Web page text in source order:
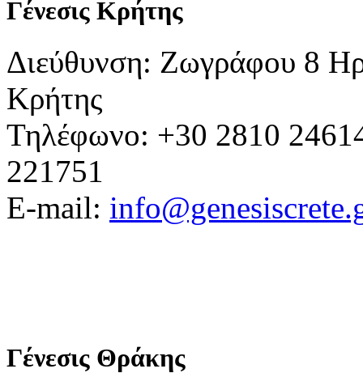
Γένεσις Κρήτης
Διεύθυνση: Ζωγράφου 8
Κρήτης
Τηλέφωνο: +30 2810
221751
E-mail:
Γένεσις Θράκης